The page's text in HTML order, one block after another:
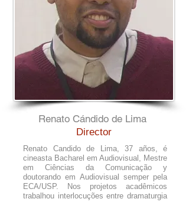
Renato Cándido de Lima
Director
Renato Candido de Lima, 37 años, é
cineasta Bacharel em Audiovisual, Mestre
em Ciências da Comunicação y
doutorando em Audiovisual semper pela
ECA/USP. Nos projetos acadêmicos
trabalhou interlocuções entre dramaturgia